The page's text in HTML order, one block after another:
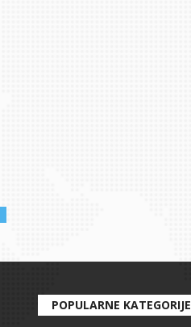
POPULARNE KATEGORIJE